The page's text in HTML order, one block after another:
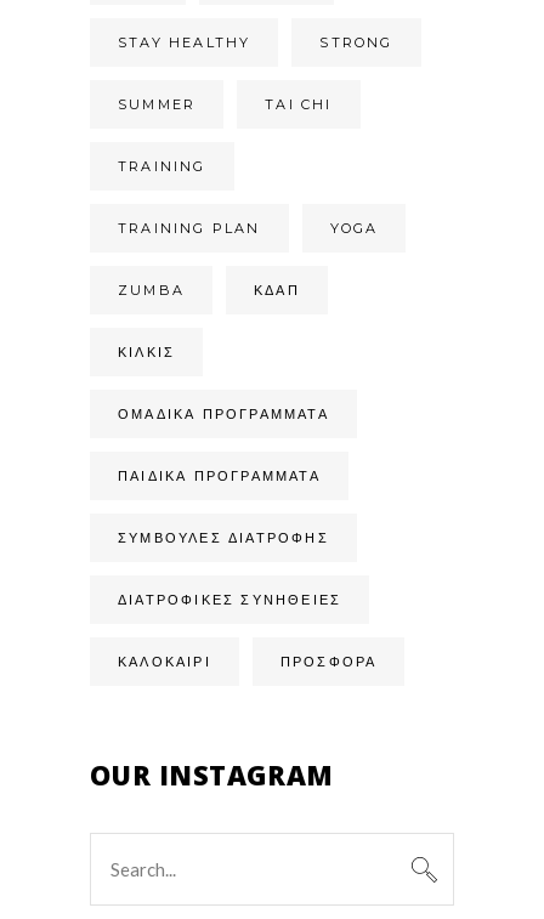
STAY HEALTHY STRONG
SUMMER TAI CHI
TRAINING
TRAINING PLAN YOGA
ZUMBA ΚΔΑΠ
ΚΙΛΚΊΣ
ΟΜΑΔΙΚΆ ΠΡΟΓΡΆΜΜΑΤΑ
ΠΑΙΔΙΚΆ ΠΡΟΓΡΆΜΜΑΤΑ
ΣΥΜΒΟΥΛΈΣ ΔΙΑΤΡΟΦΉΣ
ΔΙΑΤΡΟΦΙΚΈΣ ΣΥΝΉΘΕΙΕΣ
ΚΑΛΟΚΑΙΡΙ ΠΡΟΣΦΟΡΑ
OUR INSTAGRAM
for: